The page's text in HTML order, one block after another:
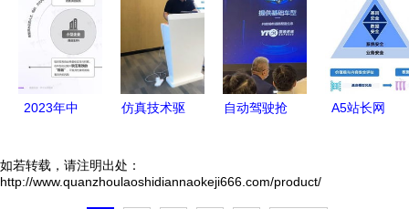
技推广和应
用服务
度上海市智
能机器人标
杆企业与应
用场景推荐
应用企
业”称号，
引领科技推
广新浪潮
服务商加速
成长
2023年中
码与无代码
产品应用与
仿真技术驱
改数转赋能
集群——汽
自动驾驶抢
广与应用服
A5站长网
如若转载，请注明出处：
http://www.quanzhoulaoshidiannaokeji666.com/product/